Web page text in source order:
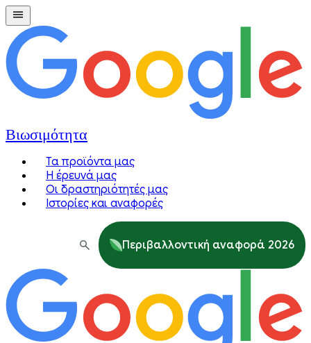
Βιωσιμότητα
Τα προϊόντα μας
Η έρευνά μας
Οι δραστηριότητές μας
Ιστορίες και αναφορές
Περιβαλλοντική αναφορά 2026